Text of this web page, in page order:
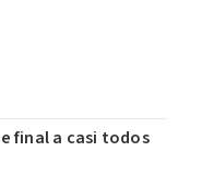
final a casi todos